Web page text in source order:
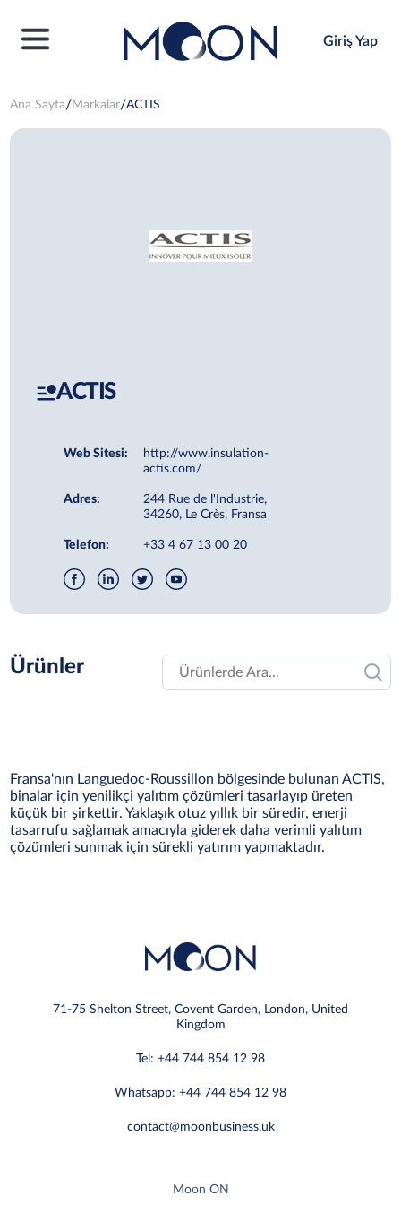
Giriş Yap
Ana Sayfa Markalar ACTIS
ACTIS
Web Sitesi:
http://www.insulation-
actis.com/
Adres:
244 Rue de l'Industrie,
34260, Le Crès, Fransa
Telefon: +33 4 67 13 00 20
Ürünler
Fransa'nın Languedoc-Roussillon bölgesinde bulunan ACTIS,
binalar için yenilikçi yalıtım çözümleri tasarlayıp üreten
küçük bir şirkettir. Yaklaşık otuz yıllık bir süredir, enerji
tasarrufu sağlamak amacıyla giderek daha verimli yalıtım
çözümleri sunmak için sürekli yatırım yapmaktadır.
71-75 Shelton Street, Covent Garden, London, United
Kingdom
Tel: +44 744 854 12 98
Whatsapp: +44 744 854 12 98
contact@moonbusiness.uk
Moon ON